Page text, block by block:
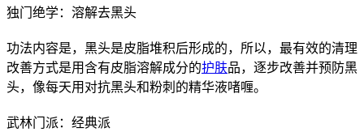
独门绝学：溶解去黑头
功法内容是，黑头是皮脂堆积后形成的，所以，最有效的清理
改善方式是用含有皮脂溶解成分的护肤品，逐步改善并预防黑
头，像每天用对抗黑头和粉刺的精华液啫喱。
武林门派：经典派